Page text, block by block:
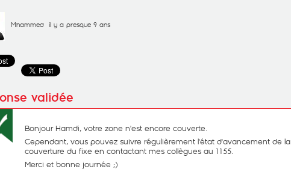
Mhammed il y a presque 9 ans
Bonjour Hamdi, votre zone n'est encore couverte.
Cependant, vous pouvez suivre régulièrement l'état d'avancement de la
couverture du fixe en contactant mes collègues au 1155.
Merci et bonne journée ;)